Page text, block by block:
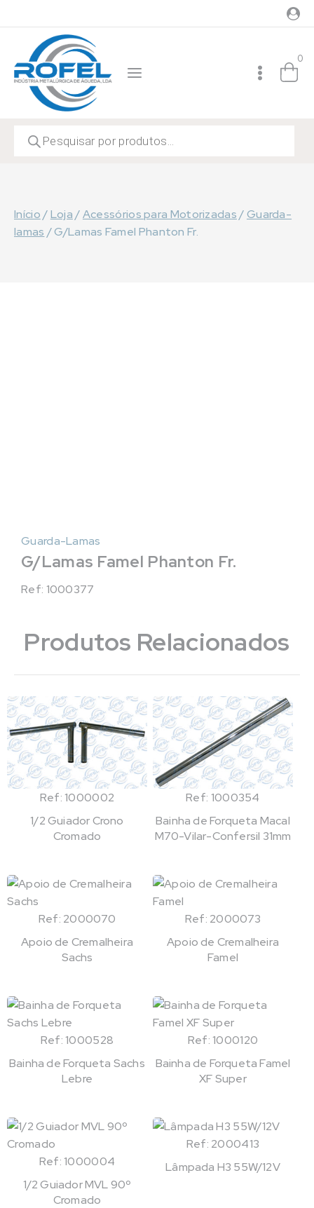
to
content
0
search
Início/Loja /Acessórios para Motorizadas /Guarda-
lamas /G/Lamas Famel Phanton Fr.
Guarda-Lamas
G/Lamas Famel Phanton Fr.
Ref: 1000377
Produtos Relacionados
Ref: 1000002
1/2 Guiador Crono
Cromado
Ref: 1000354
Bainha de Forqueta Macal
M70-Vilar-Confersil 31mm
Ref: 2000070
Apoio de Cremalheira
Sachs
Ref: 2000073
Apoio de Cremalheira
Famel
Ref: 1000528
Bainha de Forqueta Sachs
Lebre
Ref: 1000120
Bainha de Forqueta Famel
XF Super
Ref: 1000004
1/2 Guiador MVL 90º
Cromado
Ref: 2000413
Lâmpada H3 55W/12V